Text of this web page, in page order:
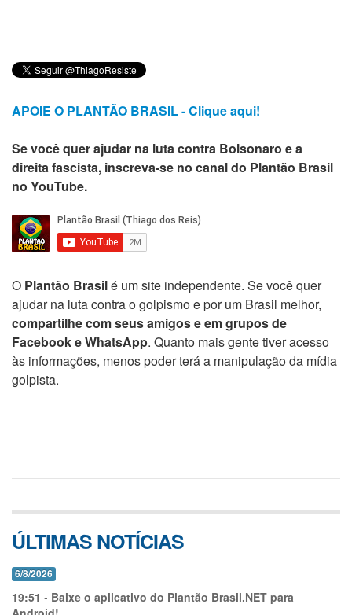
APOIE O PLANTÃO BRASIL - Clique aqui!
Se você quer ajudar na luta contra Bolsonaro e a
direita fascista, inscreva-se no canal do Plantão Brasil
no YouTube.
O Plantão Brasilé um site independente. Se você quer
ajudar na luta contra o golpismo e por um Brasil melhor,
compartilhe com seus amigos e em grupos de
Facebook e WhatsApp. Quanto mais gente tiver acesso
às informações, menos poder terá a manipulação da mídia
golpista.
ÚLTIMAS NOTÍCIAS
6/8/2026
19:51 - Baixe o aplicativo do Plantão Brasil.NET para